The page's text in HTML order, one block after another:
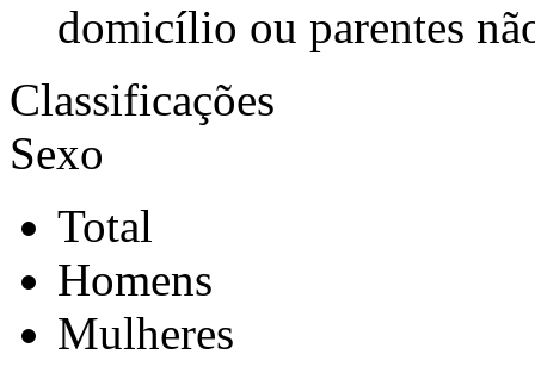
domicílio ou parentes
Classificações
Sexo
Total
Homens
Mulheres